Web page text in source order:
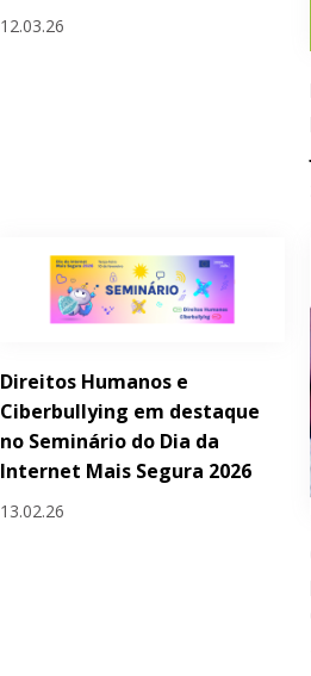
12.03.26
Direitos Humanos e
Ciberbullying em destaque
no Seminário do Dia da
Internet Mais Segura 2026
13.02.26